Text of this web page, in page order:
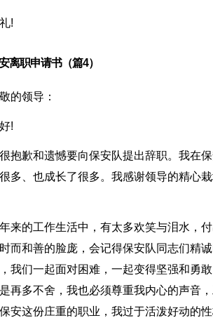
!
离职申请书（篇4）
的领导：
!
抱歉和遗憾要向保安队提出辞职。我在
多、也成长了很多。我感谢领导的精心
来的工作生活中，有太多欢笑与泪水，
而和善的脸庞，会记得保安队同志们精
我们一起面对困难，一起变得坚强和勇
再多不舍，我也必须尊重我内心的声音
安这份庄重的职业，我过于活泼好动的